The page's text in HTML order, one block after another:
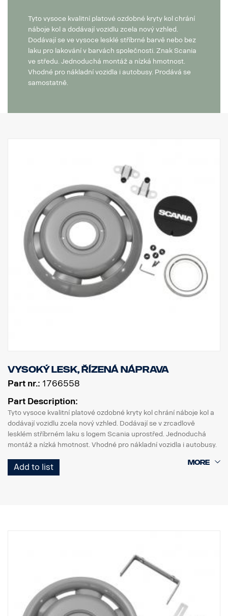
Tyto vysoce kvalitní platové ozdobné kryty kol chrání
náboje kol a dodávají vozidlu zcela nový vzhled.
Dodávají se ve vysoce lesklé stříbrné barvě nebo bez
laku pro lakování v barvách společnosti. Znak Scania
ve středu. Jednoduchá montáž a nízká hmotnost.
Vhodné pro nákladní vozidla i autobusy. Prodává se
samostatně.
Vysoký lesk, řízená náprava
Part nr.: 1766558
Part Description:
Tyto vysoce kvalitní platové ozdobné kryty kol chrání náboje kol a
dodávají vozidlu zcela nový vzhled. Dodávají se v zrcadlově
lesklém stříbrném laku s logem Scania uprostřed. Jednoduchá
montáž a nízká hmotnost. Vhodné pro nákladní vozidla i autobusy.
Add to list